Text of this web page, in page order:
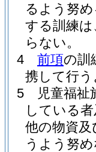
るよう努
する訓練
らない。
4
前項の訓
携して行
5
児童福
している
他の物資
うよう努